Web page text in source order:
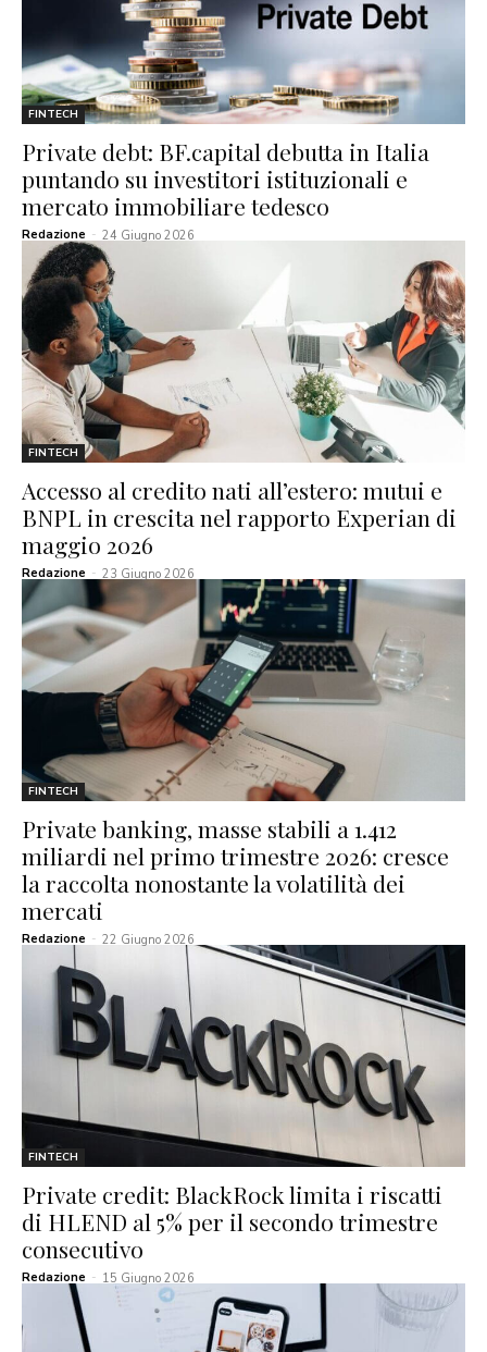
FINTECH
Private debt: BF.capital debutta in Italia
puntando su investitori istituzionali e
mercato immobiliare tedesco
Redazione - 24 Giugno 2026
FINTECH
Accesso al credito nati all’estero: mutui e
BNPL in crescita nel rapporto Experian di
maggio 2026
Redazione - 23 Giugno 2026
FINTECH
Private banking, masse stabili a 1.412
miliardi nel primo trimestre 2026: cresce
la raccolta nonostante la volatilità dei
mercati
Redazione - 22 Giugno 2026
FINTECH
Private credit: BlackRock limita i riscatti
di HLEND al 5% per il secondo trimestre
consecutivo
Redazione - 15 Giugno 2026